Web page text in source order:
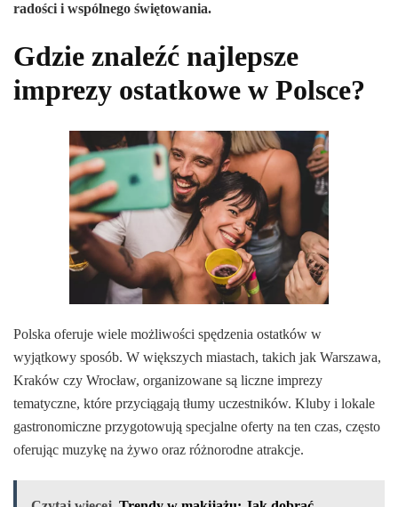
radości i wspólnego świętowania.
Gdzie znaleźć najlepsze
imprezy ostatkowe w Polsce?
Polska oferuje wiele możliwości spędzenia ostatków w
wyjątkowy sposób. W większych miastach, takich jak Warszawa,
Kraków czy Wrocław, organizowane są liczne imprezy
tematyczne, które przyciągają tłumy uczestników. Kluby i lokale
gastronomiczne przygotowują specjalne oferty na ten czas, często
oferując muzykę na żywo oraz różnorodne atrakcje.